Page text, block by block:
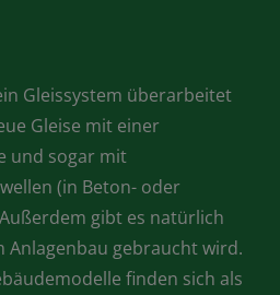
Gleissystem überarbeitet
Gleise mit einer
und sogar mit
(in Beton- oder
gibt es natürlich
Anlagenbau gebraucht wird.
finden sich als